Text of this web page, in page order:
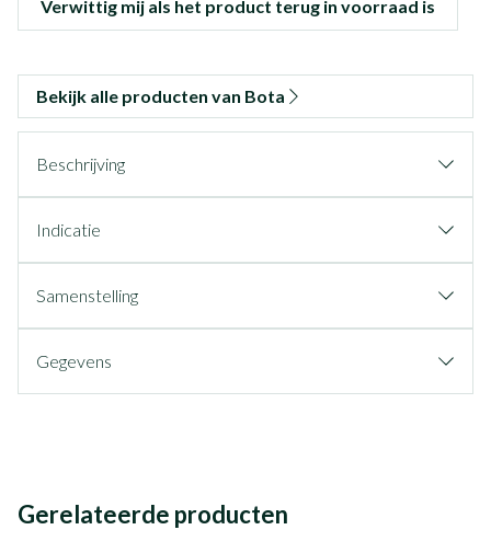
Verwittig mij als het product terug in voorraad is
Bekijk alle producten van Bota
Beschrijving
Indicatie
Samenstelling
Gegevens
Gerelateerde producten